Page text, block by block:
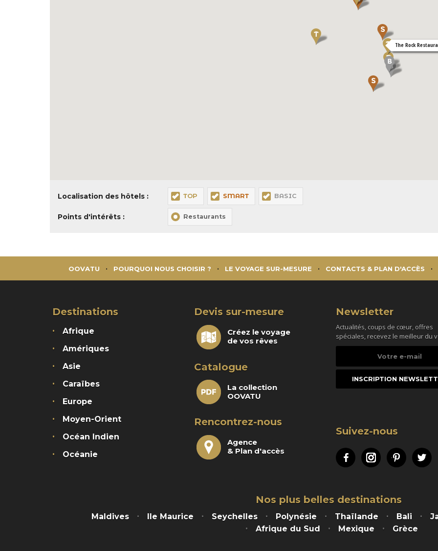
The Rock
Localisation des hôtels : TOP SMART BASIC
Points d'intérêts : Restaurants
OOVATU POURQUOI NOUS CHOISIR ? LE VOYAGE SUR-MESURE CONTACTS & PLAN D'ACCÈS
Destinations
Afrique
Amériques
Asie
Caraïbes
Europe
Moyen-Orient
Océan Indien
Océanie
Devis sur-mesure
Créez le voyage
de vos rêves
Catalogue
La collection
OOVATU
Rencontrez-nous
Agence
& Plan d'accès
Newsletter
Actualités, coups de cœur, offres
spéciales, recevez le meilleur du
Suivez-nous
FacebookInstagramPinterest
Nos plus belles destinations
Maldives Ile Maurice Seychelles Polynésie Thaïlande Bali
Afrique du Sud
Mexique Grèce